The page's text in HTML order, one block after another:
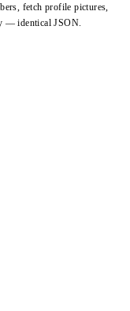
fetch profile pictures,
— identical JSON.